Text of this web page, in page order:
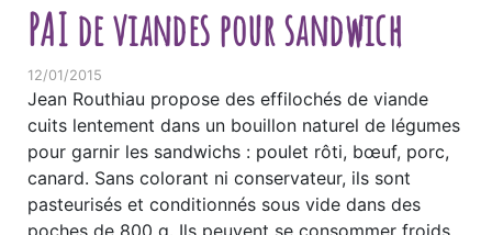
PAI de viandes pour sandwich
12/01/2015
Jean Routhiau propose des effilochés de viande
cuits lentement dans un bouillon naturel de légumes
pour garnir les sandwichs : poulet rôti, bœuf, porc,
canard. Sans colorant ni conservateur, ils sont
pasteurisés et conditionnés sous vide dans des
poches de 800 g. Ils peuvent se consommer froids